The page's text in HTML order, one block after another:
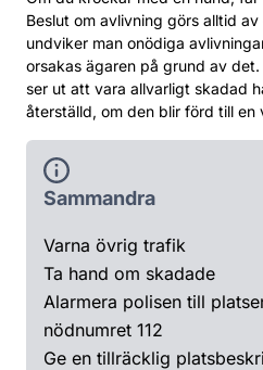
Beslut om avlivning görs alltid
undviker man onödiga
orsakas ägaren på grund av
ser ut att vara allvarligt skadad
återställd, om den blir förd till en
Sammandra
Varna övrig trafik
Ta hand om skadade
Alarmera polisen till
nödnumret 112
Ge en tillräcklig